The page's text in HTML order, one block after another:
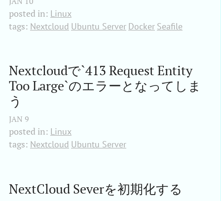
posted in: Linux
tags: Nextcloud Ubuntu Server Docker Seafile
Nextcloudで`413 Request Entity
Too Large`のエラーとなってしま
う
JAN 9
posted in: Linux
tags: Nextcloud Ubuntu Server
NextCloud Severを初期化する